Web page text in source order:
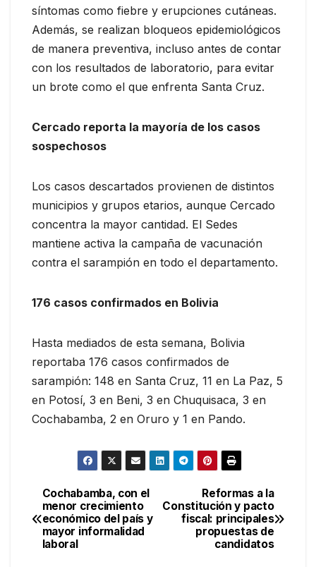
síntomas como fiebre y erupciones cutáneas.
Además, se realizan bloqueos epidemiológicos
de manera preventiva, incluso antes de contar
con los resultados de laboratorio, para evitar
un brote como el que enfrenta Santa Cruz.
Cercado reporta la mayoría de los casos
sospechosos
Los casos descartados provienen de distintos
municipios y grupos etarios, aunque Cercado
concentra la mayor cantidad. El Sedes
mantiene activa la campaña de vacunación
contra el sarampión en todo el departamento.
176 casos confirmados en Bolivia
Hasta mediados de esta semana, Bolivia
reportaba 176 casos confirmados de
sarampión: 148 en Santa Cruz, 11 en La Paz, 5
en Potosí, 3 en Beni, 3 en Chuquisaca, 3 en
Cochabamba, 2 en Oruro y 1 en Pando.
Navegación
de
Reformas a la
Constitución y pacto
fiscal: principales
propuestas de
candidatos
Cochabamba, con el
menor crecimiento
económico del país y
mayor informalidad
laboral